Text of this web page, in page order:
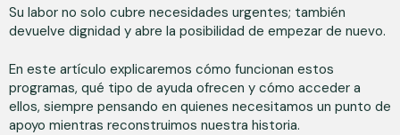
Su labor no solo cubre necesidades urgentes; también
devuelve dignidad y abre la posibilidad de empezar de nuevo.
En este artículo explicaremos cómo funcionan estos
programas, qué tipo de ayuda ofrecen y cómo acceder a
ellos, siempre pensando en quienes necesitamos un punto de
apoyo mientras reconstruimos nuestra historia.